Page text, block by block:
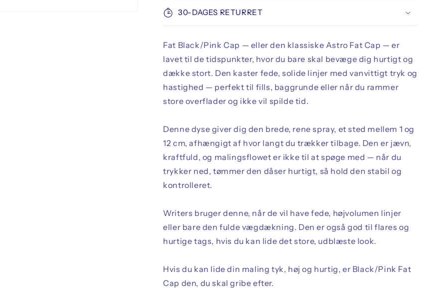
30-DAGES RETURRET
Fat Black/Pink Cap — eller den klassiske Astro Fat Cap — er
lavet til de tidspunkter, hvor du bare skal bevæge dig hurtigt og
dække stort. Den kaster fede, solide linjer med vanvittigt tryk og
hastighed — perfekt til fills, baggrunde eller når du rammer
store overflader og ikke vil spilde tid.
Denne dyse giver dig den brede, rene spray, et sted mellem 1 og
12 cm, afhængigt af hvor langt du trækker tilbage. Den er jævn,
kraftfuld, og malingsflowet er ikke til at spøge med — når du
trykker ned, tømmer den dåser hurtigt, så hold den stabil og
kontrolleret.
Writers bruger denne, når de vil have fede, højvolumen linjer
eller bare den fulde vægdækning. Den er også god til flares og
hurtige tags, hvis du kan lide det store, udblæste look.
Hvis du kan lide din maling tyk, høj og hurtig, er Black/Pink Fat
Cap den, du skal gribe efter.